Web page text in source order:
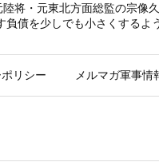
将・元東北方面総監の宗
債を少しでも小さくするよ
リシー メルマガ軍事情